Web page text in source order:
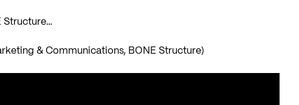
Structure…
& Communications, BONE Structure)